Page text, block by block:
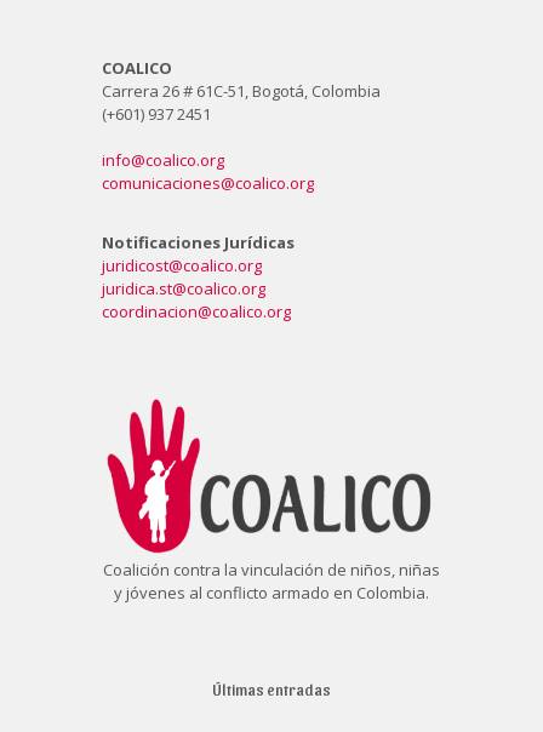
COALICO
Carrera 26 # 61C-51, Bogotá, Colombia
(+601) 937 2451
info@coalico.org
comunicaciones@coalico.org
Notificaciones Jurídicas
juridicost@coalico.org
juridica.st@coalico.org
coordinacion@coalico.org
Coalición contra la vinculación de niños, niñas
y jóvenes al conflicto armado en Colombia.
Últimas entradas